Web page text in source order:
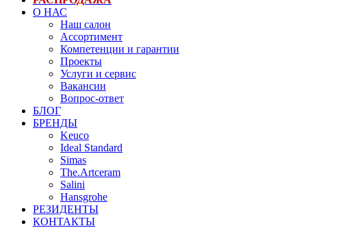
О НАС
Наш салон
Ассортимент
Компетенции и гарантии
Проекты
Услуги и сервис
Вакансии
Вопрос-ответ
БЛОГ
БРЕНДЫ
Keuco
Ideal Standard
Simas
The.Artceram
Salini
Hansgrohe
РЕЗИДЕНТЫ
КОНТАКТЫ